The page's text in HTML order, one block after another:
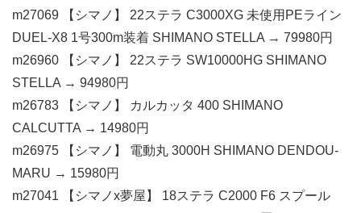
m27069 【シマノ】 22ステラ C3000XG 未使用PEライン
DUEL-X8 1号300m装着 SHIMANO STELLA → 79980円
m26960 【シマノ】 22ステラ SW10000HG SHIMANO
STELLA → 94980円
m26783 【シマノ】 カルカッタ 400 SHIMANO
CALCUTTA → 14980円
m26975 【シマノ】 電動丸 3000H SHIMANO DENDOU-
MARU → 15980円
m27041 【シマノx夢屋】 18ステラ C2000 F6 スプール